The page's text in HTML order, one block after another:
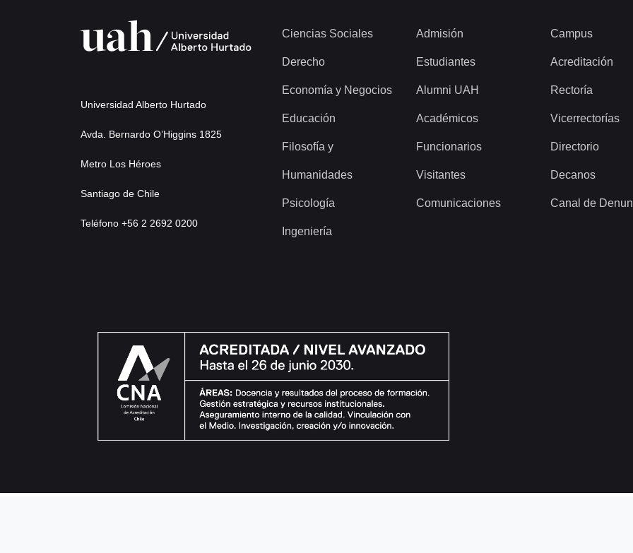
Universidad Alberto Hurtado
Avda. Bernardo O’Higgins 1825
Metro Los Héroes
Santiago de Chile
Teléfono +56 2 2692 0200
Ciencias Sociales
Derecho
Economía y Negocios
Educación
Filosofía y
Humanidades
Psicología
Ingeniería
Admisión
Estudiantes
Alumni UAH
Académicos
Funcionarios
Visitantes
Comunicaciones
Campus
Acreditación
Rectoría
Vicerrectorías
Directorio
Decanos
Canal de